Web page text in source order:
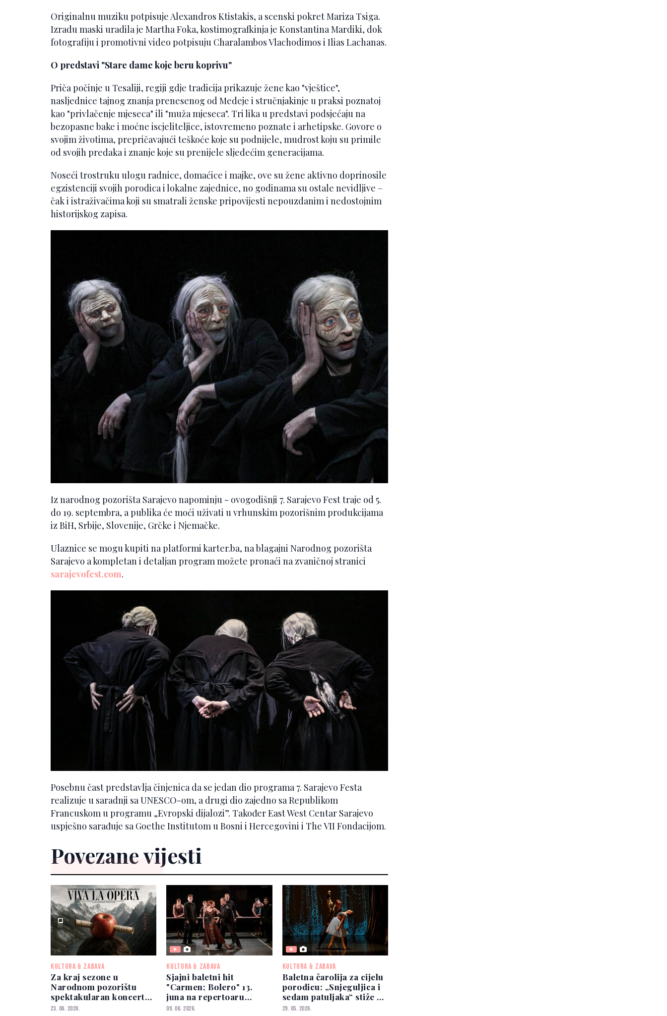
Originalnu muziku potpisuje Alexandros Ktistakis, a scenski pokret Mariza Tsiga.
Izradu maski uradila je Martha Foka, kostimografkinja je Konstantina Mardiki, dok
fotografiju i promotivni video potpisuju Charalambos Vlachodimos i Ilias Lachanas.
O predstavi "Stare dame koje beru koprivu"
Priča počinje u Tesaliji, regiji gdje tradicija prikazuje žene kao "vještice",
nasljednice tajnog znanja prenesenog od Medeje i stručnjakinje u praksi poznatoj
kao "privlačenje mjeseca" ili "muža mjeseca". Tri lika u predstavi podsjećaju na
bezopasne bake i moćne iscjeliteljice, istovremeno poznate i arhetipske. Govore o
svojim životima, prepričavajući teškoće koje su podnijele, mudrost koju su primile
od svojih predaka i znanje koje su prenijele sljedećim generacijama.
Noseći trostruku ulogu radnice, domaćice i majke, ove su žene aktivno doprinosile
egzistenciji svojih porodica i lokalne zajednice, no godinama su ostale nevidljive –
čak i istraživačima koji su smatrali ženske pripovijesti nepouzdanim i nedostojnim
historijskog zapisa.
Iz narodnog pozorišta Sarajevo napominju - ovogodišnji 7. Sarajevo Fest traje od 5.
do 19. septembra, a publika će moći uživati u vrhunskim pozorišnim produkcijama
iz BiH, Srbije, Slovenije, Grčke i Njemačke.
Ulaznice se mogu kupiti na platformi karter.ba, na blagajni Narodnog pozorišta
Sarajevo a kompletan i detaljan program možete pronaći na zvaničnoj stranici
sarajevofest.com.
Posebnu čast predstavlja činjenica da se jedan dio programa 7. Sarajevo Festa
realizuje u saradnji sa UNESCO-om, a drugi dio zajedno sa Republikom
Francuskom u programu „Evropski dijalozi”. Također East West Centar Sarajevo
uspješno sarađuje sa Goethe Institutom u Bosni i Hercegovini i The VII Fondacijom.
Povezane vijesti
KULTURA & ZABAVA
Za kraj sezone u
Narodnom pozorištu
spektakularan koncert
solista i hora Opere "Viva
23. 06. 2026.
KULTURA & ZABAVA
Sjajni baletni hit
"Carmen; Bolero" 13.
juna na repertoaru
Narodnog pozorišta
09. 06. 2026.
KULTURA & ZABAVA
Baletna čarolija za cijelu
porodicu: „Snjeguljica i
sedam patuljaka“ stiže na
scenu NPS
29. 05. 2026.